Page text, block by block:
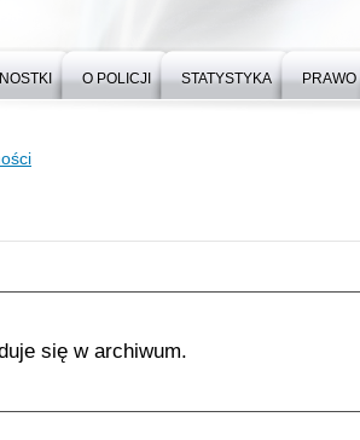
O POLICJI STATYSTYKA PRAWO
się w archiwum.